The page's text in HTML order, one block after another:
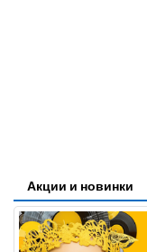
Акции и новинки